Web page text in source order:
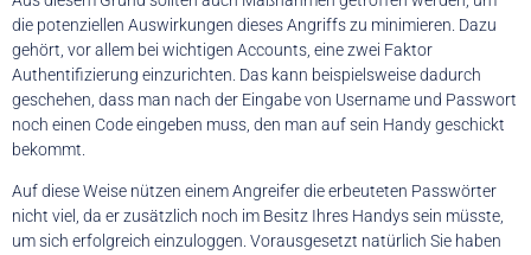
die potenziellen Auswirkungen dieses Angriffs zu minimieren. Dazu
gehört, vor allem bei wichtigen Accounts, eine zwei Faktor
Authentifizierung einzurichten. Das kann beispielsweise dadurch
geschehen, dass man nach der Eingabe von Username und Passwort
noch einen Code eingeben muss, den man auf sein Handy geschickt
bekommt.
Auf diese Weise nützen einem Angreifer die erbeuteten Passwörter
nicht viel, da er zusätzlich noch im Besitz Ihres Handys sein müsste,
um sich erfolgreich einzuloggen. Vorausgesetzt natürlich Sie haben